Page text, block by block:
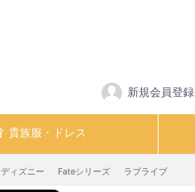
新規会員登録
貴族服・ドレス
ディズニー Fateシリーズ ラブライブ